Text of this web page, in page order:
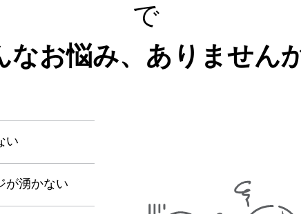
で
なお悩み、ありません
い
が湧かない